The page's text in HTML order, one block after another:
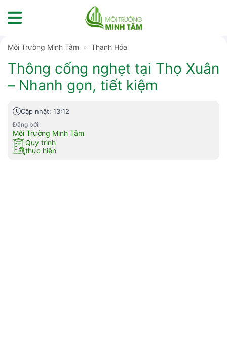
to
Môi Trường Minh Tâm » Thanh Hóa
Thông cống nghẹt tại Thọ Xuân
– Nhanh gọn, tiết kiệm
Cập nhật: 13:12
Đăng bởi
Môi Trường Minh Tâm
Quy trình
thực hiện